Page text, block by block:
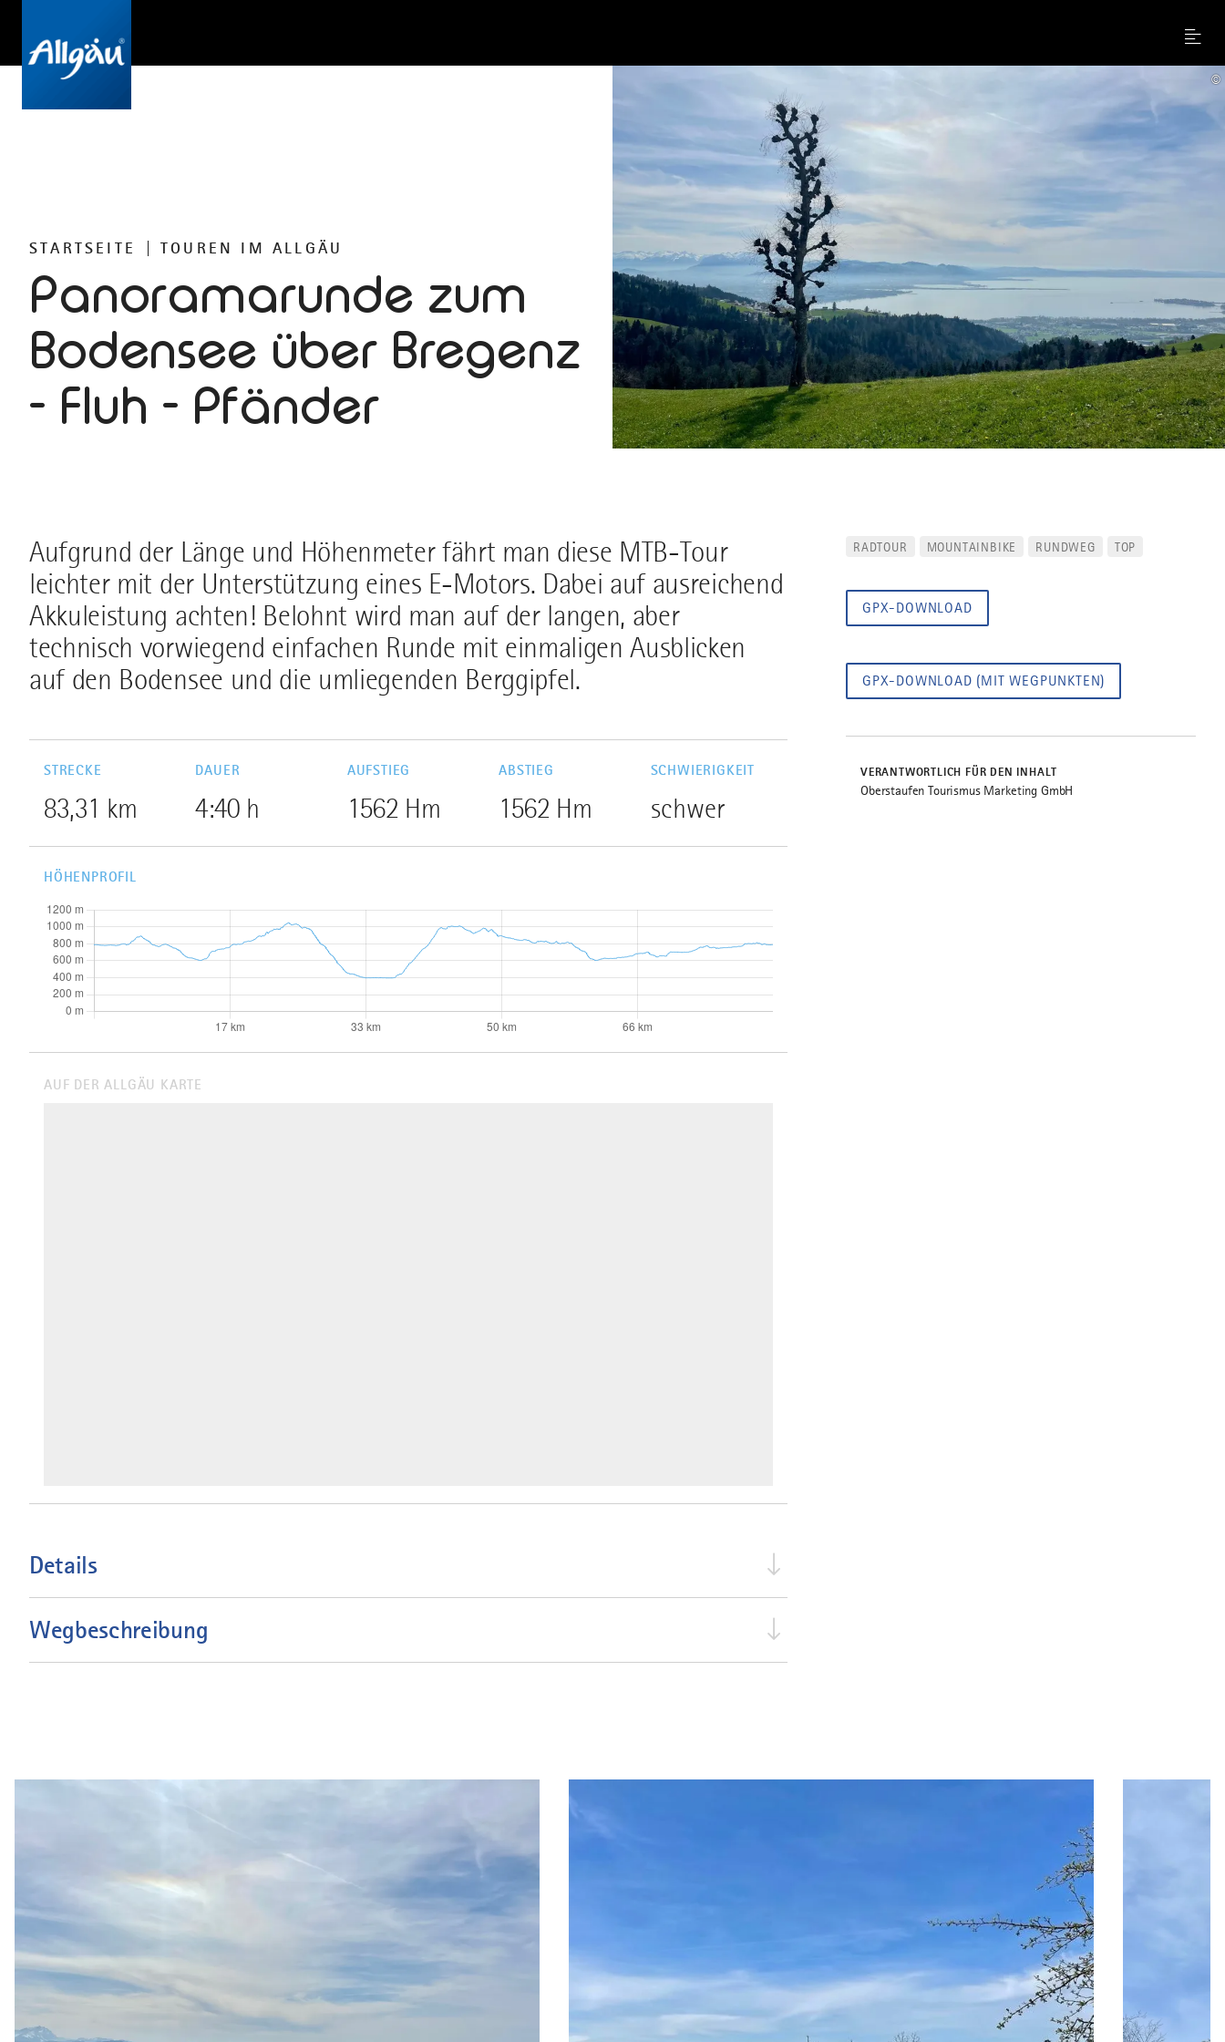
Menu
STARTSEITE TOUREN IM ALLGÄU
Panoramarunde zum
Bodensee über Bregenz
- Fluh - Pfänder
©
Aufgrund der Länge und Höhenmeter fährt man diese MTB-Tour
leichter mit der Unterstützung eines E-Motors. Dabei auf ausreichend
Akkuleistung achten! Belohnt wird man auf der langen, aber
technisch vorwiegend einfachen Runde mit einmaligen Ausblicken
auf den Bodensee und die umliegenden Berggipfel.
STRECKE
83,31 km
DAUER
4:40 h
AUFSTIEG
1562 Hm
ABSTIEG
1562 Hm
SCHWIERIGKEIT
schwer
HÖHENPROFIL
AUF DER ALLGÄU KARTE
Details
Wegbeschreibung
RADTOUR MOUNTAINBIKE RUNDWEG TOP
GPX-DOWNLOAD
GPX-DOWNLOAD (MIT WEGPUNKTEN)
VERANTWORTLICH FÜR DEN INHALT
Oberstaufen Tourismus Marketing GmbH